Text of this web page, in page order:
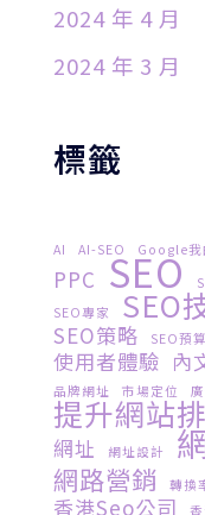
2024 年 4 月
2024 年 3 月
標籤
AI AI-SEO Google我
PPC SEO
SEO專家
SEO
SEO策略 SEO預算
使用者體驗 內
品牌網址 市場定位
提升網站
網址 網址設計
網路營銷 轉換
香港seo公司